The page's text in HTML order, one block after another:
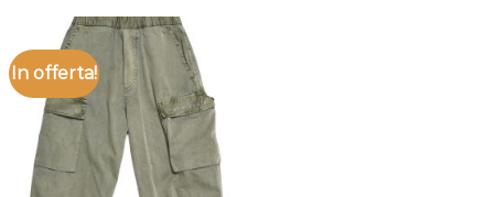
In offerta!